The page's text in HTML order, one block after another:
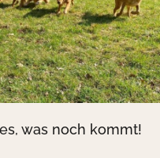
was noch kommt!